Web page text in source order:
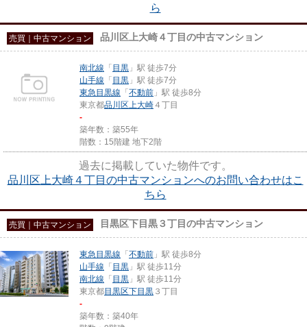
ら
売買｜中古マンション 品川区上大崎４丁目の中古マンション
南北線 「目黒 」駅 徒歩7分
山手線 「目黒 」駅 徒歩7分
東急目黒線 「不動前 」駅 徒歩8分
東京都品川区 上大崎 ４丁目
-
築年数：築55年
階数：15階建 地下2階
過去に掲載していた物件です。
品川区上大崎４丁目の中古マンションへのお問い合わせはこ
ちら
売買｜中古マンション 目黒区下目黒３丁目の中古マンション
東急目黒線 「不動前 」駅 徒歩8分
山手線 「目黒 」駅 徒歩11分
南北線 「目黒 」駅 徒歩11分
東京都目黒区下目黒 ３丁目
-
築年数：築40年